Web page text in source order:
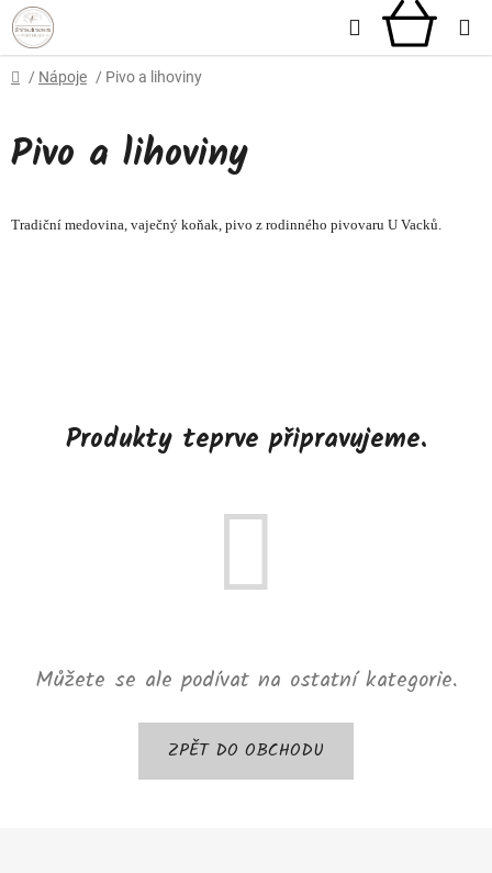
Přejít
na
obsah
Hledat
Domů
/ Nápoje / Pivo a lihoviny
Pivo a lihoviny
Tradiční medovina, vaječný koňak, pivo z rodinného pivovaru U Vacků.
Produkty teprve připravujeme.
Můžete se ale podívat na ostatní kategorie.
ZPĚT DO OBCHODU